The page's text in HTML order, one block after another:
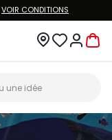
VOIR CONDITIONS